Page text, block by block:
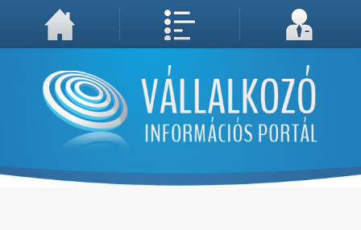
A weboldal használatával Ön elfogadja, hogy Cookie-kat (sütiket) tároljunk számítógépén. A sütik a weboldal megfelelő működéséhez
Megértettem, folytatás...